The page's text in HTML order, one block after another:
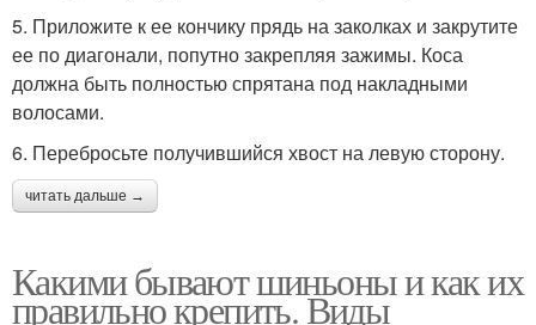
5. Приложите к ее кончику прядь на заколках и закрутите
ее по диагонали, попутно закрепляя зажимы. Коса
должна быть полностью спрятана под накладными
волосами.
6. Перебросьте получившийся хвост на левую сторону.
читать дальше →
Какими бывают шиньоны и как их
правильно крепить. Виды